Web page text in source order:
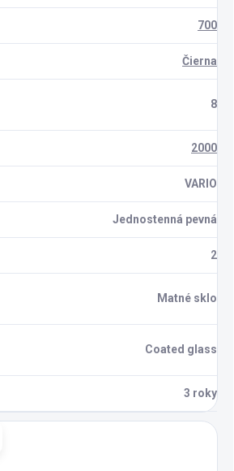
700
Čierna
8
2000
VARIO
Jednostenná pevná
2
Matné sklo
Coated glass
3 roky